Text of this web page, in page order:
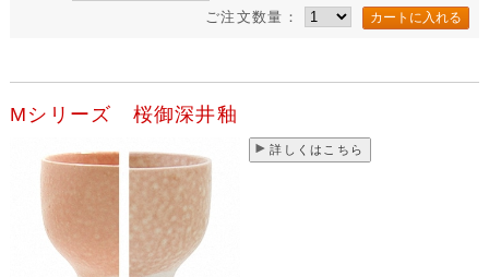
ご注文数量：
Mシリーズ 桜御深井釉
詳しくはこちら